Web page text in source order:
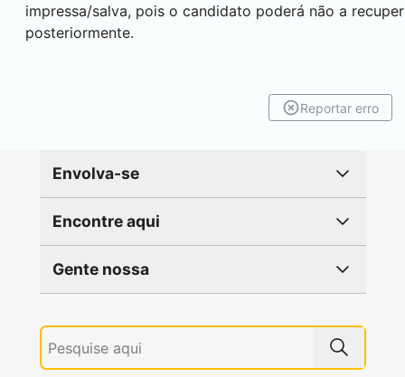
impressa/salva, pois o candidato poderá não a
posteriormente.
Reportar erro
Envolva-se
Encontre aqui
Gente nossa